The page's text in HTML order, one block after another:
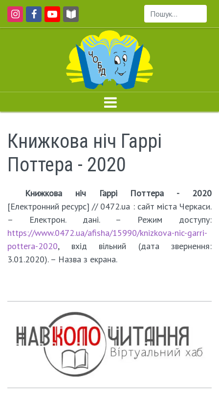
Пошук...
Книжкова ніч Гаррі
Поттера - 2020
Книжкова ніч Гаррі Поттера - 2020
[Електронний ресурс] // 0472.ua : сайт міста Черкаси.
– Електрон. дані. – Режим доступу:
https://www.0472.ua/afisha/15990/knizkova-nic-garri-
pottera-2020, вхід вільний (дата звернення:
3.01.2020). – Назва з екрана.